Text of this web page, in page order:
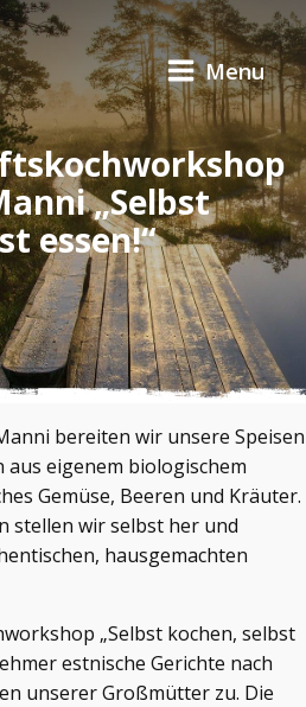
Menu
„Selbst
essen!“
bereiten wir unsere Speisen
eigenem biologischem
Gemüse, Beeren und Kräuter.
stellen wir selbst her und
hausgemachten
„Selbst kochen, selbst
estnische Gerichte nach
unserer Großmütter zu. Die